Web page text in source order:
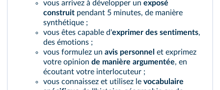
vous arrivez à développer un exposé
construit pendant 5 minutes, de manière
synthétique ;
vous êtes capable d'exprimer des sentiments,
des émotions ;
vous formulez un avis personnel et exprimez
votre opinion de manière argumentée, en
écoutant votre interlocuteur ;
vous connaissez et utilisez le vocabulaire